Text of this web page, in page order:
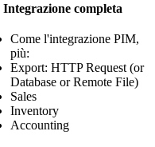
Integrazione completa
Come l'integrazione PIM,
più:
Export: HTTP Request (or
Database or Remote File)
Sales
Inventory
Accounting